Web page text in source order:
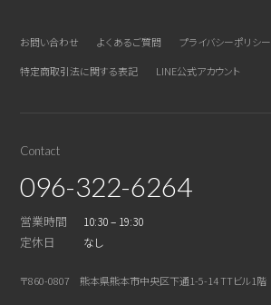
お問い合わせ よくあるご質問
プライバシーポリシー
特定商取引法に関する表記
LINE公式アカウント
Contact
096-322-6264
営業時間 10:30 – 19:30
定休日 なし
〒860-0807 熊本県熊本市中央区下通1-5-14 TTビル1階